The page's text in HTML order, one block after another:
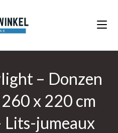
– Donzen
x 220 cm
Lits-jumeaux